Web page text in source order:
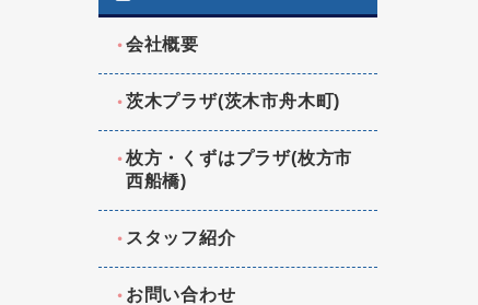
会社概要
茨木プラザ(茨木市舟木町)
枚方・くずはプラザ(枚方市
西船橋)
スタッフ紹介
お問い合わせ